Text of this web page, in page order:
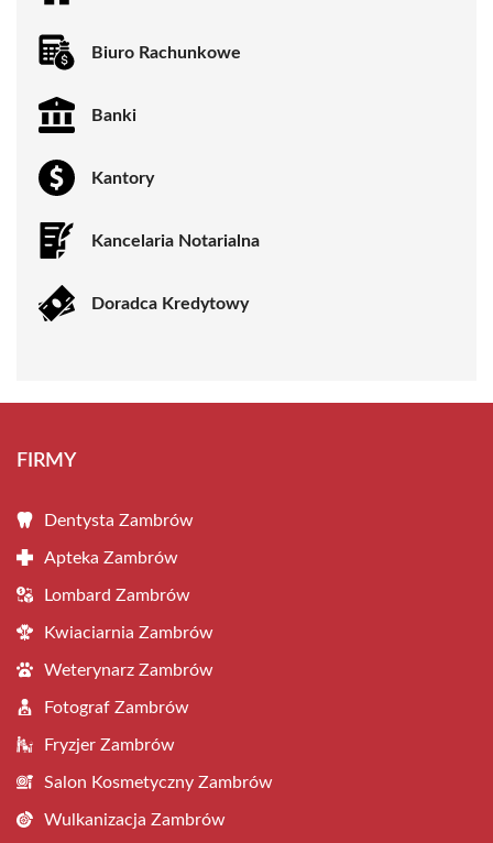
Biuro Rachunkowe
Banki
Kantory
Kancelaria Notarialna
Doradca Kredytowy
FIRMY
Dentysta Zambrów
Apteka Zambrów
Lombard Zambrów
Kwiaciarnia Zambrów
Weterynarz Zambrów
Fotograf Zambrów
Fryzjer Zambrów
Salon Kosmetyczny Zambrów
Wulkanizacja Zambrów